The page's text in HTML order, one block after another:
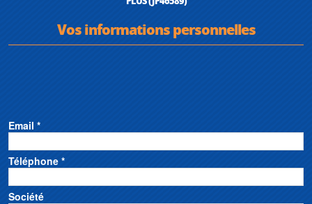
Vos informations personnelles
Email *
Téléphone *
Société